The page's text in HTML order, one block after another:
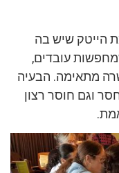
הייטק שיש בה
עובדים,
מתאימה. הבעיה
וגם חוסר רצון